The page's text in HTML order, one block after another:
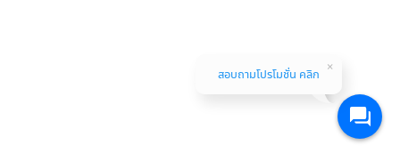
สอบถามโปรโมชั่น คลิก